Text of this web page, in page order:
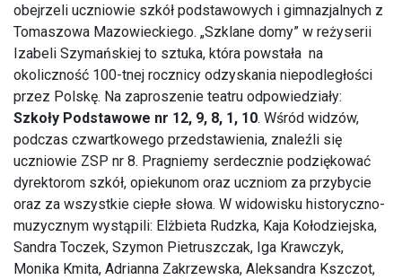
obejrzeli uczniowie szkół podstawowych i gimnazjalnych z
Tomaszowa Mazowieckiego. „Szklane domy” w reżyserii
Izabeli Szymańskiej to sztuka, która powstała na
okoliczność 100-tnej rocznicy odzyskania niepodległości
przez Polskę. Na zaproszenie teatru odpowiedziały:
Szkoły Podstawowe nr 12, 9, 8, 1, 10. Wśród widzów,
podczas czwartkowego przedstawienia, znaleźli się
uczniowie ZSP nr 8. Pragniemy serdecznie podziękować
dyrektorom szkół, opiekunom oraz uczniom za przybycie
oraz za wszystkie ciepłe słowa. W widowisku historyczno-
muzycznym wystąpili: Elżbieta Rudzka, Kaja Kołodziejska,
Sandra Toczek, Szymon Pietruszczak, Iga Krawczyk,
Monika Kmita, Adrianna Zakrzewska, Aleksandra Kszczot,